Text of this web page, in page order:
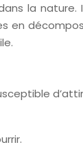
la nature.
en